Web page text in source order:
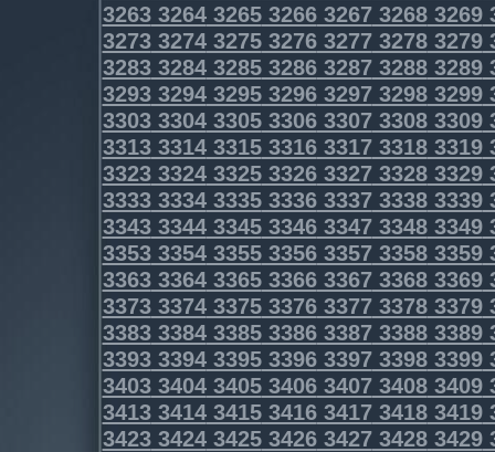
3263326432653266326732683269
3273327432753276327732783279
3283328432853286328732883289
3293329432953296329732983299
3303330433053306330733083309
3313331433153316331733183319
3323332433253326332733283329
3333333433353336333733383339
3343334433453346334733483349
3353335433553356335733583359
3363336433653366336733683369
3373337433753376337733783379
3383338433853386338733883389
3393339433953396339733983399
3403340434053406340734083409
3413341434153416341734183419
3423342434253426342734283429